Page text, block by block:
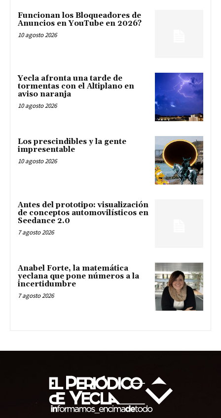
Funcionan los Bloqueadores de
Anuncios en YouTube en 2026?
10 agosto 2026
Yecla afronta una tarde de
tormentas con el Altiplano en
aviso naranja
10 agosto 2026
Los prescindibles y la gente
impresentable
10 agosto 2026
Antes del prototipo: visualización
de conceptos automovilísticos en
Seedance 2.0
7 agosto 2026
Anabel Forte, la matemática
yeclana que pone números a la
incertidumbre
7 agosto 2026